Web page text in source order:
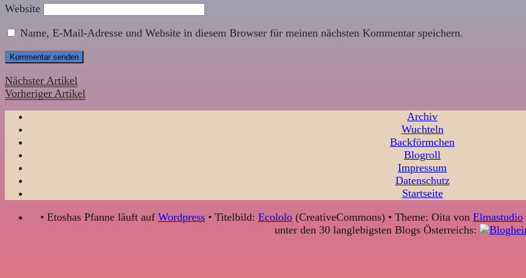
Website
Name, E-Mail-Adresse und Website in diesem Browser für meinen nächsten Kommentar speichern.
Nächster Artikel
Vorheriger Artikel
Archiv
Wuchteln
Backförmchen
Blogroll
Impressum
Datenschutz
Startseite
• Etoshas Pfanne läuft auf Wordpress • Titelbild: Ecololo (CreativeCommons) • Theme: Oita von Elmastudio
unter den 30 langlebigsten Blogs Österreichs: